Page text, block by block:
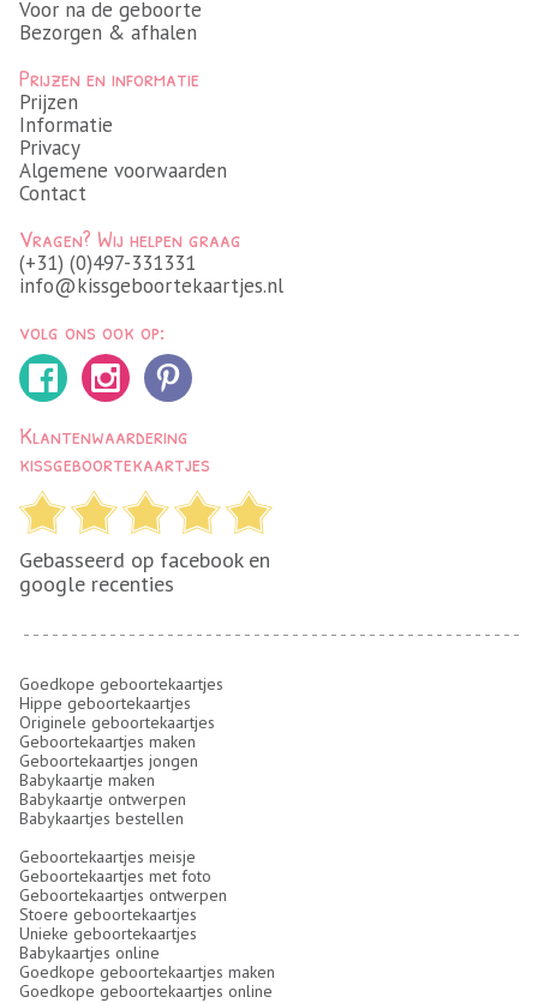
Voor na de geboorte
Bezorgen & afhalen
Prijzen en informatie
Prijzen
Informatie
Privacy
Algemene voorwaarden
Contact
Vragen? Wij helpen graag
(+31) (0)497-331331
info@kissgeboortekaartjes.nl
volg ons ook op:
Klantenwaardering
kissgeboortekaartjes
Gebasseerd op facebook en
google recenties
Goedkope geboortekaartjes
Hippe geboortekaartjes
Originele geboortekaartjes
Geboortekaartjes maken
Geboortekaartjes jongen
Babykaartje maken
Babykaartje ontwerpen
Babykaartjes bestellen
Geboortekaartjes meisje
Geboortekaartjes met foto
Geboortekaartjes ontwerpen
Stoere geboortekaartjes
Unieke geboortekaartjes
Babykaartjes online
Goedkope geboortekaartjes maken
Goedkope geboortekaartjes online